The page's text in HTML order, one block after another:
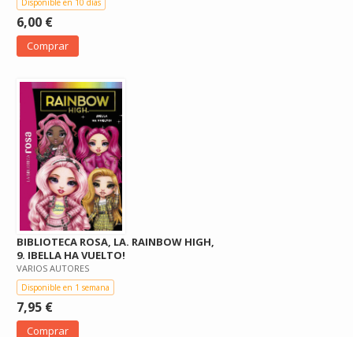
Disponible en 10 días
6,00 €
Comprar
BIBLIOTECA ROSA, LA. RAINBOW HIGH,
9. IBELLA HA VUELTO!
VARIOS AUTORES
Disponible en 1 semana
7,95 €
Comprar